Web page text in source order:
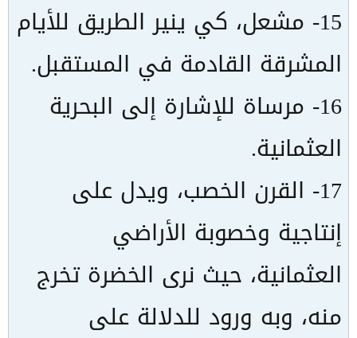
15- مشعل، كي ينير الطريق للأيام
المشرقة القادمة في المستقبل.
16- مرساة للإشارة إلى البحرية
العثمانية.
17- القرن الخصب، ويدل على
إنتاجية وخصوبة الأراضي
العثمانية، حيث نرى الخضرة تخرج
منه، وبه ورود للدلالة على